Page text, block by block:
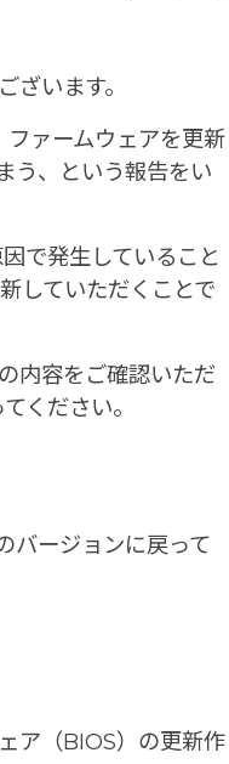
います。
ァームウェアを更新
う、という報告をい
で発生していること
していただくことで
内容をご確認いただ
ください。
バージョンに戻って
ア（BIOS）の更新作